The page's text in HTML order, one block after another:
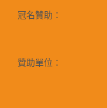
冠名贊助：
贊助單位：